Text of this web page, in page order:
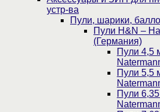
устр-ва
Пули, шарики,
Пули H&N –
(Германия)
Пули 4,5
Пули 5,5
Пули